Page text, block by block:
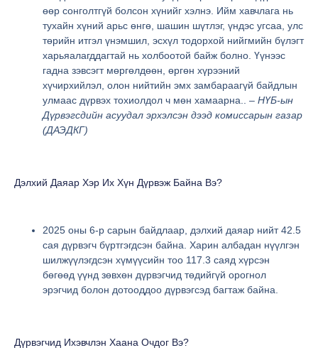
өөр сонголтгүй болсон хүнийг хэлнэ. Ийм хавчлага нь
тухайн хүний арьс өнгө, шашин шүтлэг, үндэс угсаа, улс
төрийн итгэл үнэмшил, эсхүл тодорхой нийгмийн бүлэгт
харьяалагддагтай нь холбоотой байж болно. Үүнээс
гадна зэвсэгт мөргөлдөөн, өргөн хүрээний
хүчирхийлэл, олон нийтийн эмх замбараагүй байдлын
улмаас дүрвэх тохиолдол ч мөн хамаарна.. – НҮБ-ын
Дүрвэгсдийн асуудал эрхэлсэн дээд комиссарын газар
(ДАЭДКГ)
Дэлхий Даяар Хэр Их Хүн Дүрвэж Байна Вэ?
2025 оны 6-р сарын байдлаар, дэлхий даяар нийт 42.5
сая дүрвэгч бүртгэгдсэн байна. Харин албадан нүүлгэн
шилжүүлэгдсэн хүмүүсийн тоо 117.3 саяд хүрсэн
бөгөөд үүнд зөвхөн дүрвэгчид төдийгүй орогнол
эрэгчид болон дотооддоо дүрвэгсэд багтаж байна.
Дүрвэгчид Ихэвчлэн Хаана Очдог Вэ?